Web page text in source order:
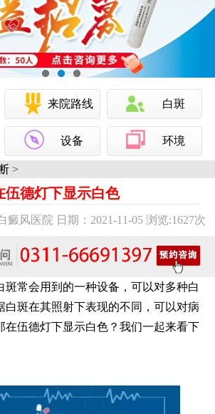
来院路线 白斑
设备 环境
>
伍德灯下显示白色
癜风医院 日期：2021-11-05 浏览:1627次
常会用到的一种设备，可以对多种白
白斑在其照射下表现的不同，可以对病
在伍德灯下显示白色？我们一起来看下